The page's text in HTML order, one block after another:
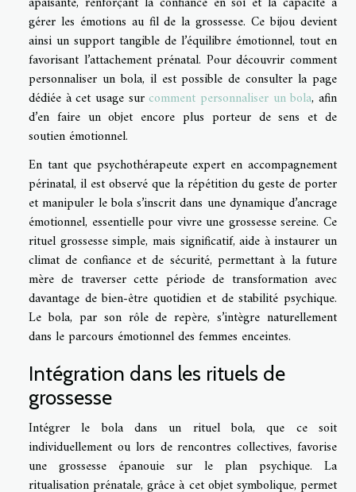
gérer les émotions au fil de la grossesse. Ce bijou devient
ainsi un support tangible de l’équilibre émotionnel, tout en
favorisant l’attachement prénatal. Pour découvrir comment
personnaliser un bola, il est possible de consulter la page
dédiée à cet usage sur comment personnaliser un bola, afin
d’en faire un objet encore plus porteur de sens et de
soutien émotionnel.
En tant que psychothérapeute expert en accompagnement
périnatal, il est observé que la répétition du geste de porter
et manipuler le bola s’inscrit dans une dynamique d’ancrage
émotionnel, essentielle pour vivre une grossesse sereine. Ce
rituel grossesse simple, mais significatif, aide à instaurer un
climat de confiance et de sécurité, permettant à la future
mère de traverser cette période de transformation avec
davantage de bien-être quotidien et de stabilité psychique.
Le bola, par son rôle de repère, s’intègre naturellement
dans le parcours émotionnel des femmes enceintes.
Intégration dans les rituels de
grossesse
Intégrer le bola dans un rituel bola, que ce soit
individuellement ou lors de rencontres collectives, favorise
une grossesse épanouie sur le plan psychique. La
ritualisation prénatale, grâce à cet objet symbolique, permet